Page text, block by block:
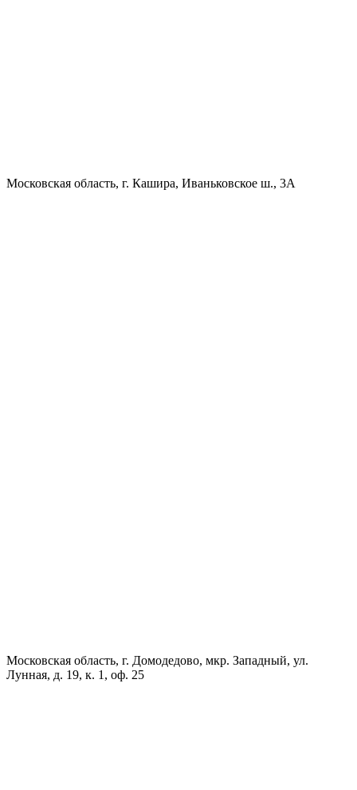
Московская область, г. Кашира, Иваньковское ш., 3A
Московская область, г. Домодедово, мкр. Западный, ул.
Лунная, д. 19, к. 1, оф. 25